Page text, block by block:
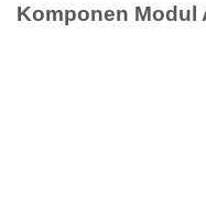
Komponen Modul